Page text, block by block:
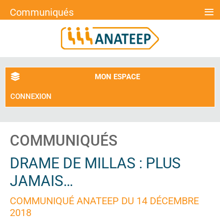
MON ESPACE
CONNEXION
COMMUNIQUÉS
DRAME DE MILLAS : PLUS
JAMAIS…
COMMUNIQUÉ ANATEEP DU 14 DÉCEMBRE
2018
Communiqués ≡